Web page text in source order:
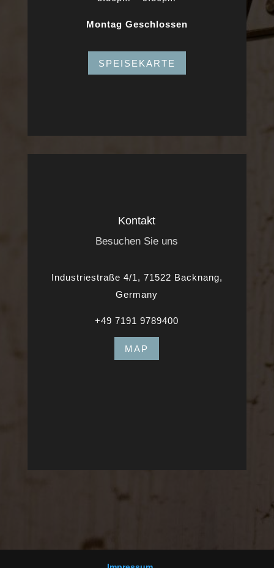
Montag Geschlossen
SPEISEKARTE
Kontakt
Besuchen Sie uns
Industriestraße 4/1, 71522 Backnang,
Germany
+49 7191 9789400
MAP